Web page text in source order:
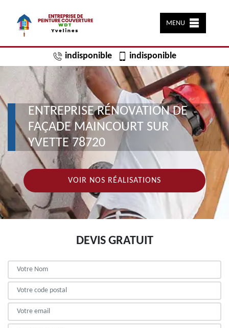
MENU
indisponible indisponible
ENTREPRISE RÉNOVATION DE
FAÇADE MAINCOURT SUR
YVETTE 78720
VOIR NOS RÉALISATIONS
DEVIS GRATUIT